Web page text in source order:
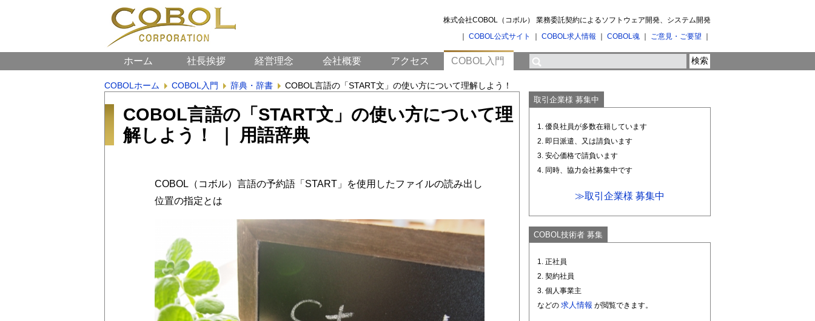
株式会社COBOL（コボル） 業務委託契約によるソフトウェア開発、システム開発
COBOL公式サイト COBOL求人情報 COBOL魂 ご意見・ご要望
ホーム 社長挨拶 経営理念 会社概要 アクセス COBOL入門
COBOLホーム COBOL入門 辞典・辞書 COBOL言語の「START文」の使い方について理解しよう！
COBOL言語の「START文」の使い方について理
解しよう！ ｜ 用語辞典
COBOL（コボル）言語の予約語「START」を使用したファイルの読み出し
位置の指定とは
取引企業様 募集中
1. 優良社員が多数在籍しています
2. 即日派遣、又は請負います
3. 安心価格で請負います
4. 同時、協力会社募集中です
≫取引企業様 募集中
COBOL技術者 募集
1. 正社員
2. 契約社員
3. 個人事業主
などの 求人情報 が閲覧できます。